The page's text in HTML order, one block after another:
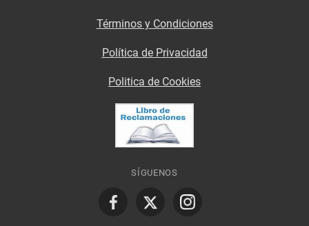
Términos y Condiciones
Política de Privacidad
Politica de Cookies
SÍGUENOS